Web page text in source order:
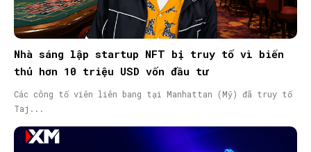
Nhà sáng lập startup NFT bị truy tố vì biển
thủ hơn 10 triệu USD vốn đầu tư
Các công tố viên liên bang tại Manhattan (Mỹ) đã truy tố
Taj...